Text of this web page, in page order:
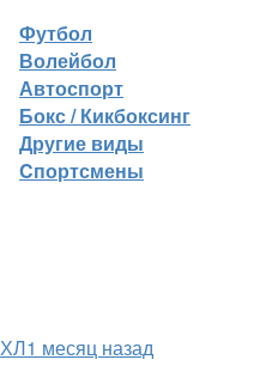
Футбол
Волейбол
Автоспорт
Бокс / Кикбоксинг
Другие виды
Cпортсмены
1 месяц назад